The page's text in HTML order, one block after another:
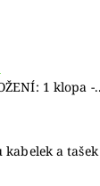
1 klopa -
a tašek